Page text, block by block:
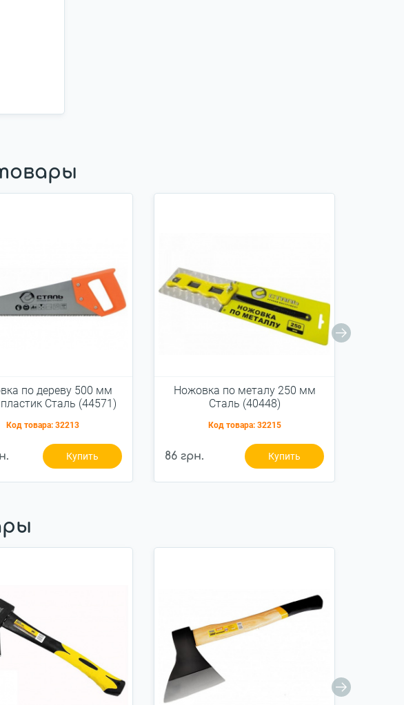
по дереву 500 мм
Сталь (44571)
Код товара: 32213
Купить
Ножовка по металу 250 мм
Cталь (40448)
Код товара: 32215
86 грн. Купить